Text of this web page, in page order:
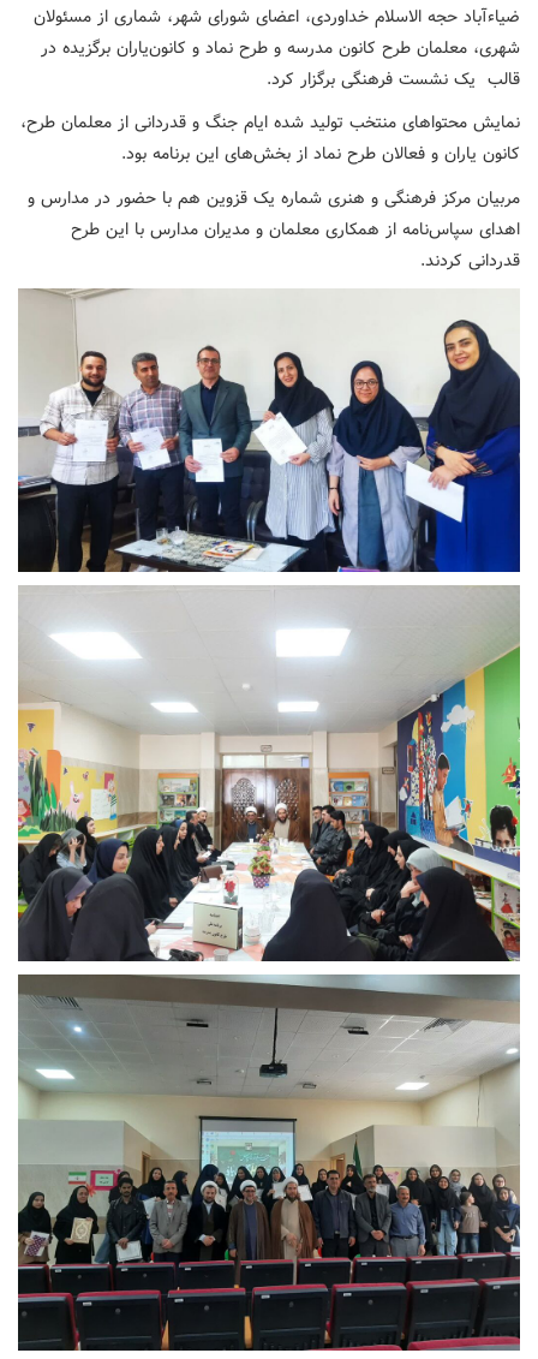
ضیاءآباد حجه الاسلام خداوردی، اعضای شورای شهر، شماری از مسئولان
شهری، معلمان طرح کانون مدرسه و طرح نماد و کانون‌یاران برگزیده در
قالب یک نشست فرهنگی برگزار کرد.
نمایش محتواهای منتخب تولید شده ایام جنگ و قدردانی از معلمان طرح،
کانون یاران و فعالان طرح نماد از بخش‌های این برنامه بود.
مربیان مرکز فرهنگی و هنری شماره یک قزوین هم با حضور در مدارس و
اهدای سپاس‌نامه از همکاری معلمان و مدیران مدارس با این طرح
قدردانی کردند.